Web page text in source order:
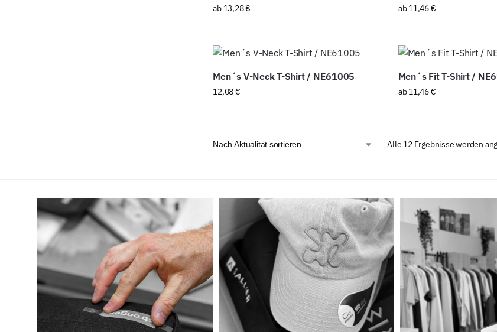
ab 13,28€ ab11,46€
Men´s V-Neck T-Shirt / NE61005
12,08€
Men´s Fit T-Shirt /
ab11,46€
Alle 12 Ergebnisse werden